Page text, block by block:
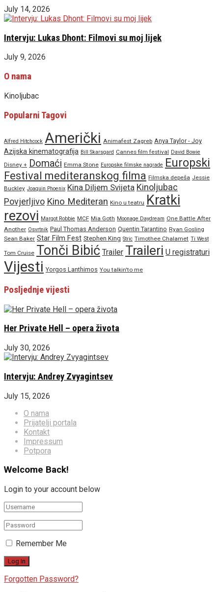
July 14, 2026
Intervju: Lukas Dhont: Filmovi su moj lijek
July 9, 2026
O nama
Kinoljubac
Popularni Tagovi
Alfred Hitchcock Američki Animafest Zagreb Anya Taylor - Joy
Azijska kinematografija Bill Skarsgard Cannes film festival David Bowie
Disney + Domaći Emma Stone Europske filmske nagrade Europski
Festival mediteranskog filma Filmska depeša Jessie
Buckley Joaquin Phoenix Kina Diljem Svijeta Kinoljubac
Povjerljivo Kino Mediteran Kino u teatru
Kratki
rezovi Margot Robbie MCF Mia Goth Moonage Daydream One Battle After
Another Osvrtnik Paul Thomas Anderson Quentin Tarantino Ryan Gosling
Sean Baker Star Film Fest Stephen King Stric Timothee Chalamet Ti West
Tom Cruise Tonči Bibić Trailer Traileri U registraturi
Vijesti Yorgos Lanthimos You talkin'to me
Posljednje vijesti
Her Private Hell – opera života
July 30, 2026
Intervju: Andrey Zvyagintsev
July 15, 2026
O nama
Prijatelji portala
Kontakt
Impressum
Potpora
Welcome Back!
Login to your account below
Remember Me
Forgotten Password?